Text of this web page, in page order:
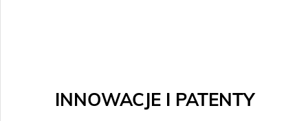
INNOWACJE I PATENTY